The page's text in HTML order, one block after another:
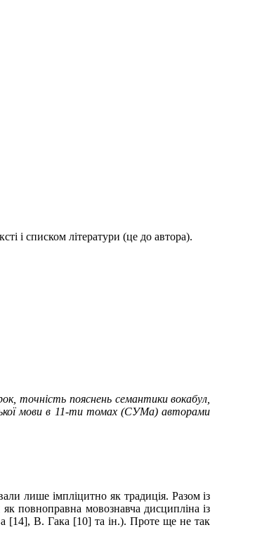
і списком літератури (це до автора).
точність пояснень семантики вокабул,
мови в 11-ти томах (СУМа) авторами
лише імпліцитно як традиція. Разом із
повноправна мовознавча дисципліна із
[14], В. Гака [10] та ін.). Проте ще не так